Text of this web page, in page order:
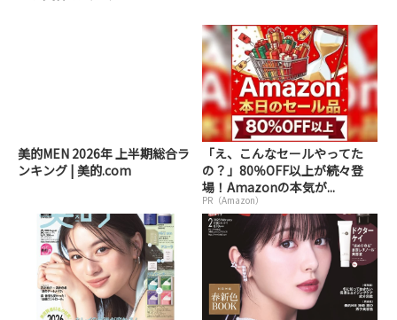
美的MEN 2026年 上半期総合ラ
ンキング | 美的.com
「え、こんなセールやってた
の？」80％OFF以上が続々登
場！Amazonの本気が...
PR（Amazon）